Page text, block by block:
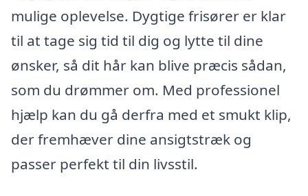
mulige oplevelse. Dygtige frisører er klar
til at tage sig tid til dig og lytte til dine
ønsker, så dit hår kan blive præcis sådan,
som du drømmer om. Med professionel
hjælp kan du gå derfra med et smukt klip,
der fremhæver dine ansigtstræk og
passer perfekt til din livsstil.